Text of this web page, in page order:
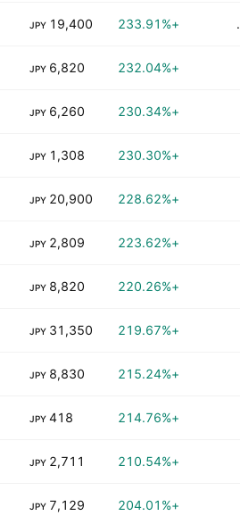
+233.91%
19,400
JPY
+232.04%
6,820
JPY
+230.34%
6,260
JPY
+230.30%
1,308
JPY
+228.62%
20,900
JPY
+223.62%
2,809
JPY
+220.26%
8,820
JPY
+219.67%
31,350
JPY
+215.24%
8,830
JPY
+214.76%
418
JPY
+210.54%
2,711
JPY
+204.01%
7,129
JPY